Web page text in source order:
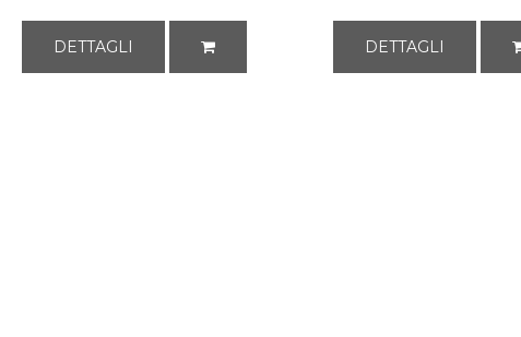
DETTAGLI DETTAGLI